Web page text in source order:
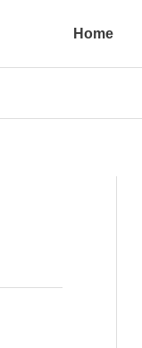
Home